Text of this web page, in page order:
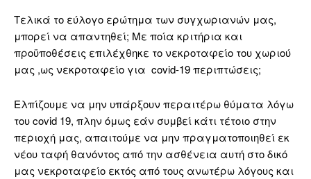
Τελικά το εύλογο ερώτημα των συγχωριανών μας,
μπορεί να απαντηθεί; Με ποία κριτήρια και
προϋποθέσεις επιλέχθηκε το νεκροταφείο του χωριού
μας ,ως νεκροταφείο για covid-19 περιπτώσεις;
Ελπίζουμε να μην υπάρξουν περαιτέρω θύματα λόγω
του covid 19, πλην όμως εάν συμβεί κάτι τέτοιο στην
περιοχή μας, απαιτούμε να μην πραγματοποιηθεί εκ
νέου ταφή θανόντος από την ασθένεια αυτή στο δικό
μας νεκροταφείο εκτός από τους ανωτέρω λόγους και